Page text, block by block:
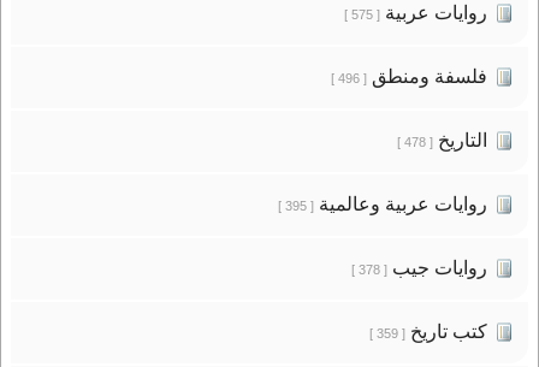
روايات عربية[ 575 ]
فلسفة ومنطق[ 496 ]
التاريخ[ 478 ]
روايات عربية وعالمية[ 395 ]
روايات جيب[ 378 ]
كتب تاريخ[ 359 ]